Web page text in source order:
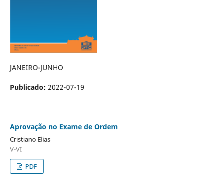
JANEIRO-JUNHO
Publicado: 2022-07-19
Aprovação no Exame de Ordem
Cristiano Elias
V-VI
PDF